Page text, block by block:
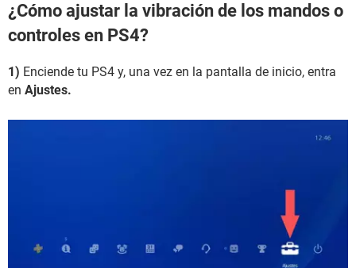
¿Cómo ajustar la vibración de los mandos o
controles en PS4?
1) Enciende tu PS4 y, una vez en la pantalla de inicio, entra
en Ajustes.